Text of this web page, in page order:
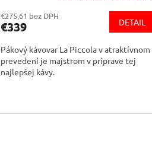
€275,61 bez DPH
€339 DETAIL
Pákový kávovar La Piccola v atraktívnom
prevedení je majstrom v príprave tej
najlepšej kávy.
v